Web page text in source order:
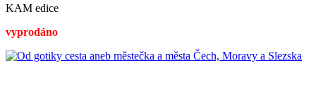
KAM edice
vyprodáno